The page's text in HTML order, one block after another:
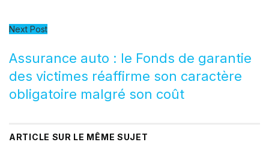
Next Post
Assurance auto : le Fonds de garantie
des victimes réaffirme son caractère
obligatoire malgré son coût
ARTICLE SUR LE MÊME SUJET